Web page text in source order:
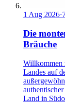
1 Aug 2026·
Die
Bräuche
Willkommen
Landes auf
Land in